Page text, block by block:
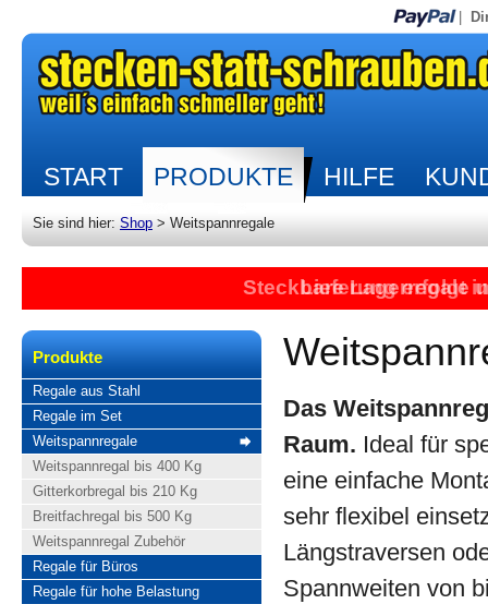
START PRODUKTE HILFE
Sie sind hier: Shop > Weitspannregale
Steckbare Lagerregale
Lieferung erfolgt
Produkte
Regale aus Stahl
Regale im Set
Weitspannregale
Weitspannregal bis 400 Kg
Gitterkorbregal bis 210 Kg
Breitfachregal bis 500 Kg
Weitspannregal Zubehör
Regale für Büros
Regale für hohe Belastung
Das
Raum. Ideal für
eine einfache
sehr flexibel
Längstraversen
Spannweiten von